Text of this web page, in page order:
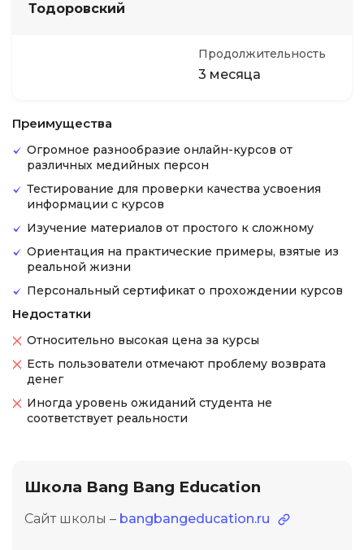
Тодоровский
Продолжительность
3 месяца
Преимущества
Огромное разнообразие онлайн-курсов от
различных медийных персон
Тестирование для проверки качества усвоения
информации с курсов
Изучение материалов от простого к сложному
Ориентация на практические примеры, взятые из
реальной жизни
Персональный сертификат о прохождении курсов
Недостатки
Относительно высокая цена за курсы
Есть пользователи отмечают проблему возврата
денег
Иногда уровень ожиданий студента не
соответствует реальности
Школа Bang Bang Education
Сайт школы – bangbangeducation.ru